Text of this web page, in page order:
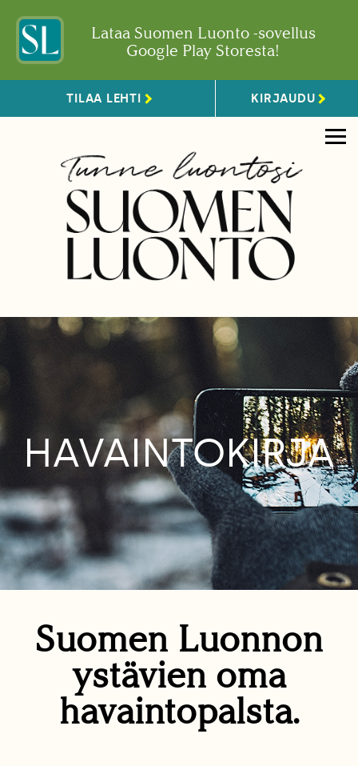
Lataa Suomen Luonto -sovellus
Google Play Storesta!
TILAA LEHTI KIRJAUDU
HAVAINTOKIRJA
Suomen Luonnon
ystävien oma
havaintopalsta.